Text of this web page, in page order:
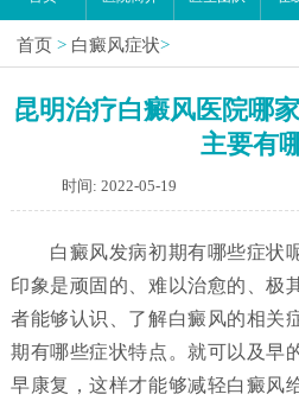
首页 > 白癜风症状>
昆明治疗白癜风医院哪
主要有
时间: 2022-05-19
白癜风发病初期有哪些症状
印象是顽固的、难以治愈的、极
者能够认识、了解白癜风的相关
期有哪些症状特点。就可以及早
早康复，这样才能够减轻白癜风